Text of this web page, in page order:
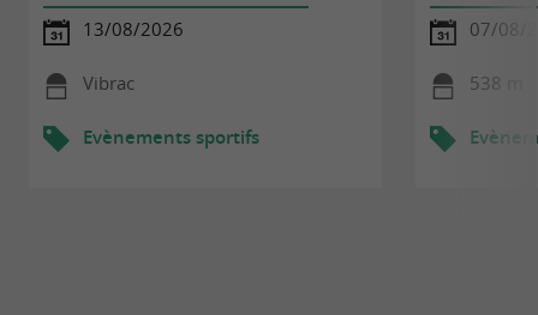
13/08/2026
Vibrac
Evènements sportifs
07/08/
538 m